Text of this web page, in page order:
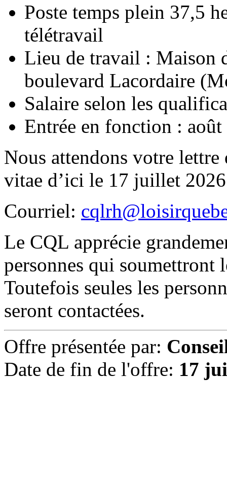
Poste temps plein 37,5
télétravail
Lieu de travail : Maison
boulevard Lacordaire
Salaire selon les
Entrée en fonction :
Nous attendons votre
vitae d’ici le 17 juillet
Courriel:
Le CQL apprécie
personnes qui soumettront
Toutefois seules les
seront contactées.
Offre présentée par:
Date de fin de l'offre: 17